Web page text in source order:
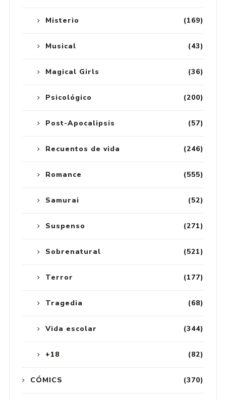
(169)
Misterio
(43)
Musical
(36)
Magical Girls
(200)
Psicológico
(57)
Post-Apocalipsis
(246)
Recuentos de vida
(555)
Romance
(52)
Samurai
(271)
Suspenso
(521)
Sobrenatural
(177)
Terror
(68)
Tragedia
(344)
Vida escolar
(82)
+18
(370)
CÓMICS